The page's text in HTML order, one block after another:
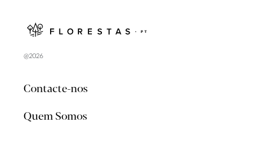
@2026
Contacte-nos
Quem Somos